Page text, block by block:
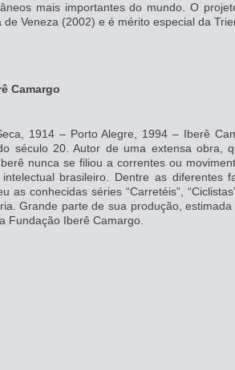
mais importantes do mundo. O
de Veneza (2002) e é mérito especial da
Camargo
1914 – Porto Alegre, 1994 – Iberê
século 20. Autor de uma extensa obra,
nunca se filiou a correntes ou
brasileiro. Dentre as diferentes
as conhecidas séries “Carretéis”,
Grande parte de sua produção,
Fundação Iberê Camargo.